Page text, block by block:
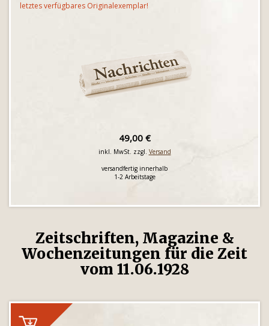
letztes verfügbares Originalexemplar!
49,00 €
inkl. MwSt. zzgl. Versand
versandfertig innerhalb
1-2 Arbeitstage
Zeitschriften, Magazine &
Wochenzeitungen für die Zeit
vom 11.06.1928